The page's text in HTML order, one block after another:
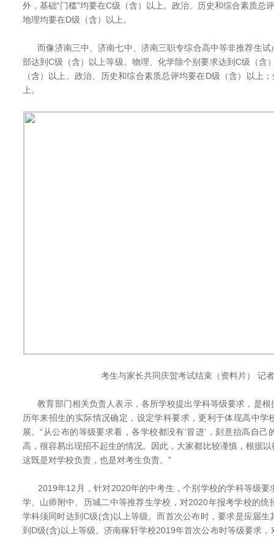
外，基础“门槛”均要在C级（含）以上。政治、历史和综合素质总
地理均要在D级（含）以上。
而像济南三中、济南七中、济南三职专综合高中等非推荐生试
部达到C级（含）以上等级。物理、化学除个别要求达到C级（含
（含）以上。政治、历史和综合素质总评均要在D级（含）以上
上。
考生与家长共同庆贺考试结束（资料片） 记
教育部门相关负责人表示，各所学校提出学科等级要求，是根
历年来招生的实际情况确定，设定学科要求，更利于体现高中学
展。“从公布的等级要求看，各学校都没有‘冒进’，刻意抬高自
高，很容易出现招不起生的情况。因此，大家都比较谨慎，根据
这既是对学校负责，也是对考生负责。”
2019年12月，针对2020年的中考生，个别学校的学科等级要
学、山师附中、历城二中等推荐生学校，对2020年报考学校的统
学科须同时达到C级(含)以上等级。而首次公布时，要求是应届
到D级(含)以上等级。济南稼轩学校2019年首次公布时等级要求